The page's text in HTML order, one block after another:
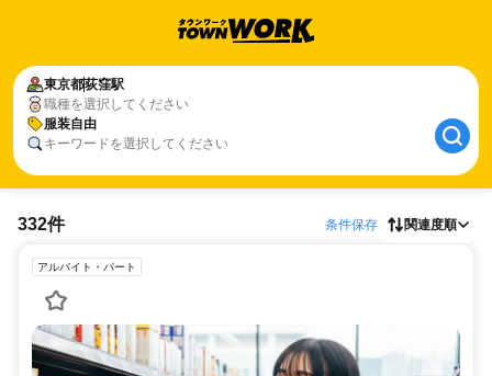
東京都荻窪駅
職種を選択してください
服装自由
キーワードを選択してください
332件 条件保存 関連度順
アルバイト・パート